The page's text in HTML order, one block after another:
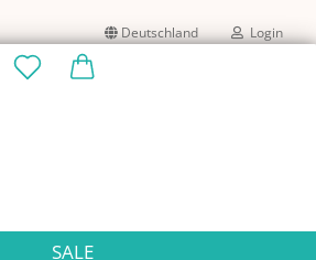
Deutschland Login
SALE